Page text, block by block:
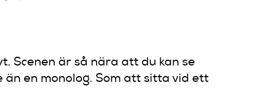
Scenen är så nära att du kan se
en monolog. Som att sitta vid ett